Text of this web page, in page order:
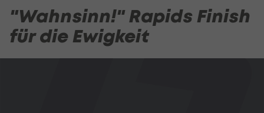
"Wahnsinn!" Rapids Finish
für die Ewigkeit